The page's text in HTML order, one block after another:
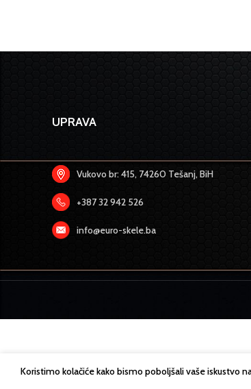
UPRAVA
Vukovo br: 415, 74260 Tešanj, BiH
+387 32 942 526
info@euro-skele.ba
Koristimo kolačiće kako bismo poboljšali vaše iskustvo